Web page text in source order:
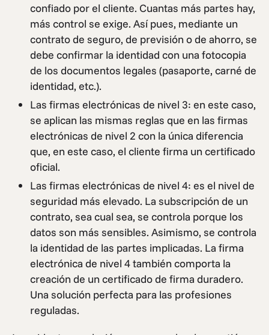
confiado por el cliente. Cuantas más partes hay,
más control se exige. Así pues, mediante un
contrato de seguro, de previsión o de ahorro, se
debe confirmar la identidad con una fotocopia
de los documentos legales (pasaporte, carné de
identidad, etc.).
Las firmas electrónicas de nivel 3: en este caso,
se aplican las mismas reglas que en las firmas
electrónicas de nivel 2 con la única diferencia
que, en este caso, el cliente firma un certificado
oficial.
Las firmas electrónicas de nivel 4: es el nivel de
seguridad más elevado. La subscripción de un
contrato, sea cual sea, se controla porque los
datos son más sensibles. Asimismo, se controla
la identidad de las partes implicadas. La firma
electrónica de nivel 4 también comporta la
creación de un certificado de firma duradero.
Una solución perfecta para las profesiones
reguladas.